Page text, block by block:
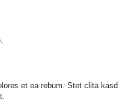
et ea rebum. Stet clita kasd